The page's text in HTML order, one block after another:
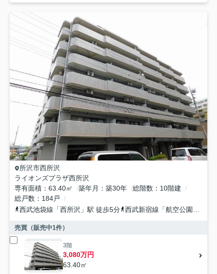
所沢市西所沢
ライオンズプラザ西所沢
専有面積
63.40㎡ 築年月 築30年 総階数
10階建
総戸数
184戸
西武池袋線 「西所沢 」駅 徒歩5分 西武新宿線 「航空公園
売買（販売中1件）
3階
3,080万円
63.40㎡